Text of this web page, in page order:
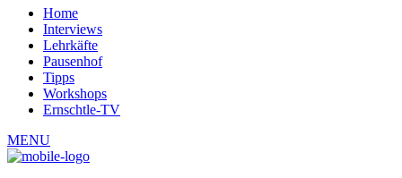
Home
Interviews
Lehrkäfte
Pausenhof
Tipps
Workshops
Ernschtle-TV
MENU